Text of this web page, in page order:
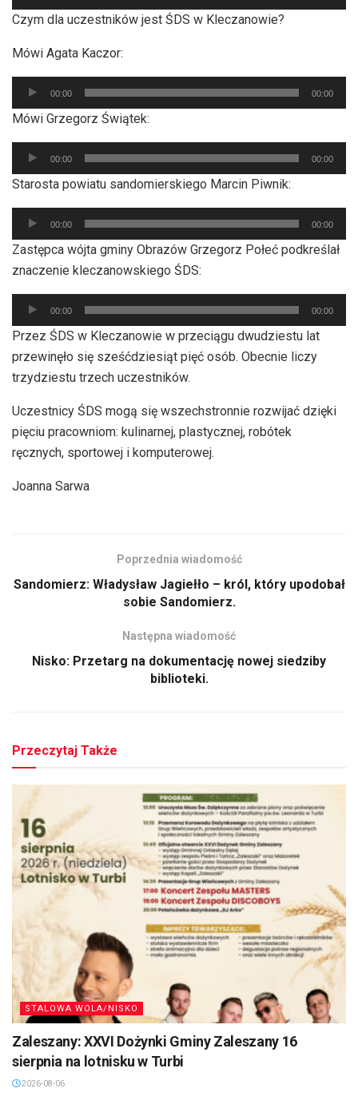
plików
dźwiękowych
Czym dla uczestników jest ŚDS w Kleczanowie?
Mówi Agata Kaczor:
Odtwarzacz
plików
dźwiękowych
00:00 00:00
Mówi Grzegorz Świątek:
Odtwarzacz
plików
dźwiękowych
00:00 00:00
Starosta powiatu sandomierskiego Marcin Piwnik:
Odtwarzacz
plików
dźwiękowych
00:00 00:00
Zastępca wójta gminy Obrazów Grzegorz Połeć podkreślał
znaczenie kleczanowskiego ŚDS:
Odtwarzacz
plików
dźwiękowych
00:00 00:00
Przez ŚDS w Kleczanowie w przeciągu dwudziestu lat
przewinęło się sześćdziesiąt pięć osób. Obecnie liczy
trzydziestu trzech uczestników.
Uczestnicy ŚDS mogą się wszechstronnie rozwijać dzięki
pięciu pracowniom: kulinarnej, plastycznej, robótek
ręcznych, sportowej i komputerowej.
Joanna Sarwa
Poprzednia wiadomość
Sandomierz: Władysław Jagiełło – król, który upodobał
sobie Sandomierz.
Następna wiadomość
Nisko: Przetarg na dokumentację nowej siedziby
biblioteki.
Przeczytaj Także
STALOWA WOLA/NISKO
Zaleszany: XXVI Dożynki Gminy Zaleszany 16
sierpnia na lotnisku w Turbi
2026-08-06